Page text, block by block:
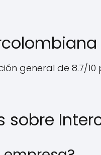
general de 8.7/
sobre